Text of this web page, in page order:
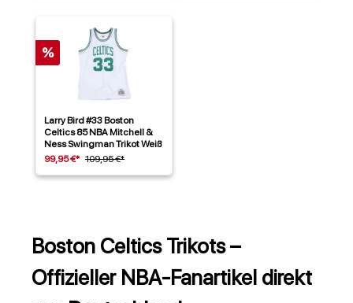
%
Larry Bird #33 Boston
Celtics 85 NBA Mitchell &
Ness Swingman Trikot Weiß
99,95 €* 109,95 €*
Boston Celtics Trikots –
Offizieller NBA-Fanartikel direkt